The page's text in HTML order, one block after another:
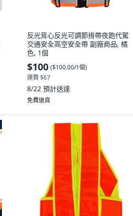
反光背心反光可調節揹帶夜跑代駕
交通安全高空安全帶 副廠商品, 橘
色, 1個
$100 ($100.00/1個)
運費 $67
8/22 預計送達
免費退貨